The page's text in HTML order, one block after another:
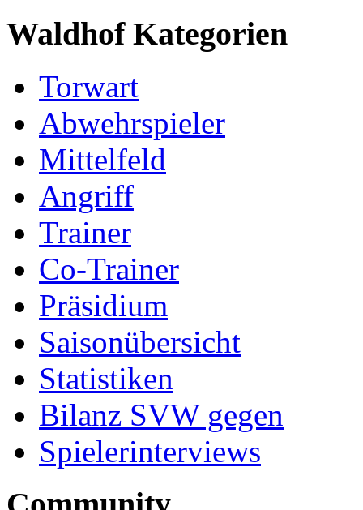
Waldhof Kategorien
Torwart
Abwehrspieler
Mittelfeld
Angriff
Trainer
Co-Trainer
Präsidium
Saisonübersicht
Statistiken
Bilanz SVW gegen
Spielerinterviews